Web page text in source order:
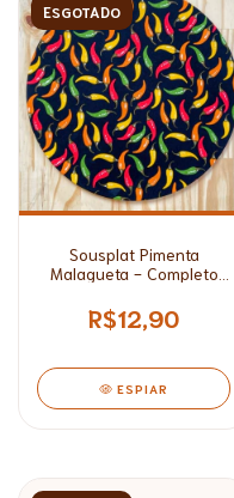
ESGOTADO
Sousplat Pimenta
Malagueta - Completo
R$12,90
ESPIAR